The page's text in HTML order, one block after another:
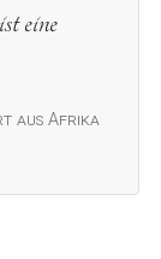
aus Afrika
eine